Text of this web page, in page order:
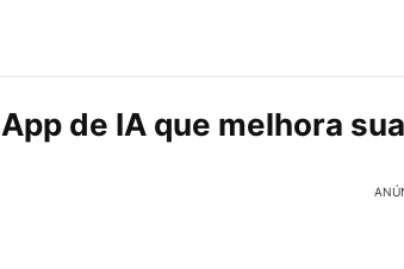
App de IA que melhora